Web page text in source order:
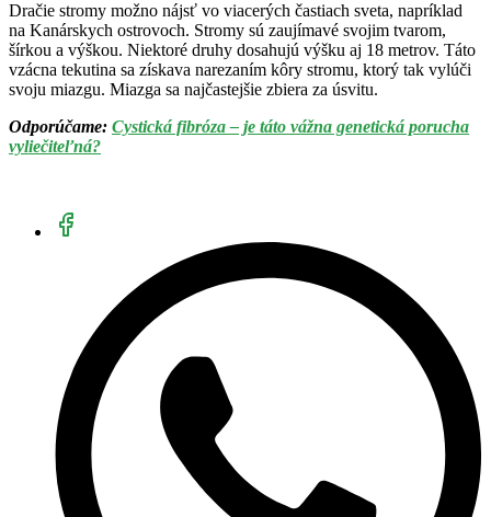
Dračie stromy možno nájsť vo viacerých častiach sveta, napríklad
na Kanárskych ostrovoch. Stromy sú zaujímavé svojim tvarom,
šírkou a výškou. Niektoré druhy dosahujú výšku aj 18 metrov. Táto
vzácna tekutina sa získava narezaním kôry stromu, ktorý tak vylúči
svoju miazgu. Miazga sa najčastejšie zbiera za úsvitu.
Odporúčame: Cystická fibróza – je táto vážna genetická porucha
vyliečiteľná?